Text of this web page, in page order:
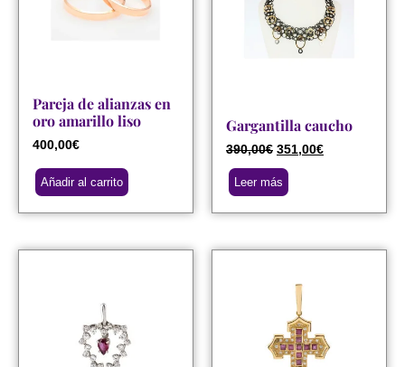
Pareja de alianzas en
oro amarillo liso
400,00€
Añadir al carrito
Gargantilla caucho
390,00€ 351,00€
Leer más